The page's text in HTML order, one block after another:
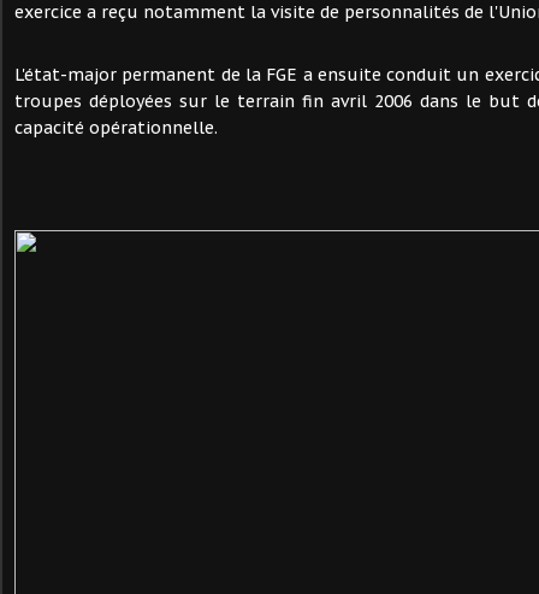
exercice a reçu notamment la visite de personnalités de
L'état-major permanent de la FGE a ensuite conduit un
troupes déployées sur le terrain fin avril 2006 dans le but
capacité opérationnelle.